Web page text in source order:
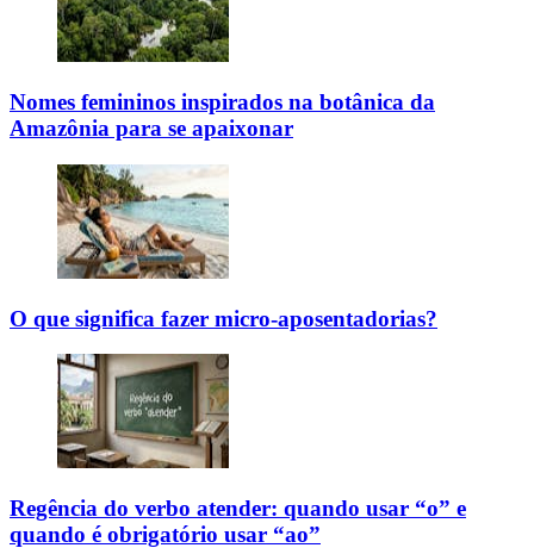
Nomes femininos inspirados na botânica da
Amazônia para se apaixonar
O que significa fazer micro-aposentadorias?
Regência do verbo atender: quando usar “o” e
quando é obrigatório usar “ao”